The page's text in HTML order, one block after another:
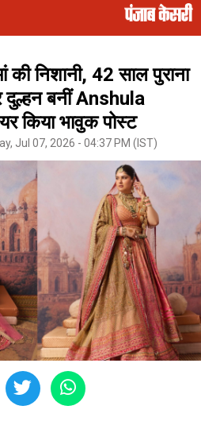
निशानी, 42 साल पुराना
बनीं Anshula
किया भावुक पोस्ट
Jul 07, 2026 - 04:37 PM (IST)